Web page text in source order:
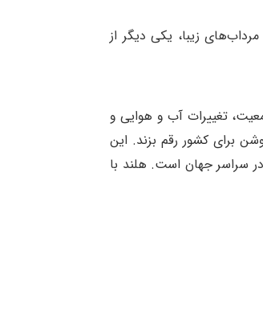
زیبا، یکی دیگر از
تغییرات آب و هوایی و
برای کشور رقم بزند. این
در سراسر جهان است. هلند با